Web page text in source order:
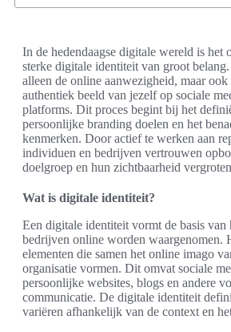
In de hedendaagse digitale wereld is het
sterke digitale identiteit van groot
alleen de online aanwezigheid, maar ook
authentiek beeld van jezelf op sociale
platforms. Dit proces begint bij het
persoonlijke branding doelen en het
kenmerken. Door actief te werken aan
individuen en bedrijven vertrouwen
doelgroep en hun zichtbaarheid
Wat is digitale identiteit?
Een digitale identiteit vormt de basis van
bedrijven online worden waargenomen.
elementen die samen het online imago
organisatie vormen. Dit omvat sociale
persoonlijke websites, blogs en andere
communicatie. De digitale identiteit
variëren afhankelijk van de context en